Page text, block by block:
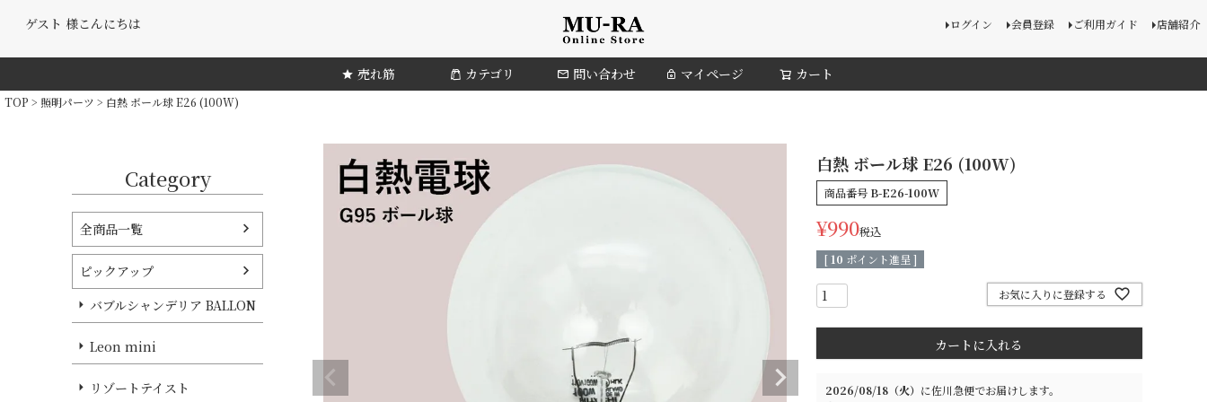
ゲスト 様こんにちは ログイン 会員登録 ご利用ガイド 店舗紹介
売れ筋 カテゴリ 問い合わせ マイページ カート
TOP 照明パーツ 白熱 ボール球 E26 (100W)
Category
全商品一覧
ピックアップ
バブルシャンデリア BALLON
Leon mini
リゾートテイスト
白熱 ボール球 E26 (100W)
商品番号 B-E26-100W
¥990税込
[10 ポイント進呈 ]
お気に入りに登録する
カートに入れる
2026/08/18（火） に佐川急便でお届けします。